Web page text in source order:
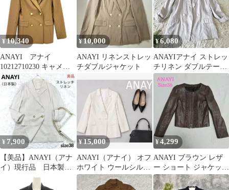
¥10,340
ANAYI アナイ
10212710230 キャメル
ウール 金釦 ダブルブレ
ストテーラードジャケ
ット 34
¥10,000
ANAYI リネンストレッ
チダブルジャケット
¥6,080
ANAYIアナイ ストレッ
チリネン ダブルテーラ
ードジャケット ライト
ベージュ
¥ 7,900
【美品】ANAYI（アナ
イ）現行品 日本製リ
ネン金ボタンダブルジ
ャケット38
¥15,000
ANAYI（アナイ） オフ
ホワイト ウールシルク
テーラードジャケット
¥4,299
ANAYI ブラウン レザ
ー ショート ジャケット
Size36 アナイ